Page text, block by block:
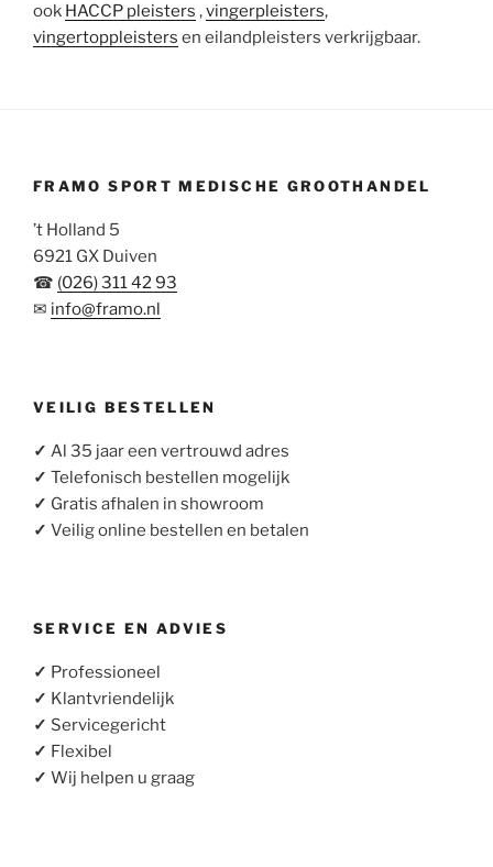
ook HACCP pleisters ,vingerpleisters,
vingertoppleisters en eilandpleisters verkrijgbaar.
FRAMO SPORT MEDISCHE GROOTHANDEL
’t Holland 5
6921 GX Duiven
☎ (026) 311 42 93
✉ info@framo.nl
VEILIG BESTELLEN
✓ Al 35 jaar een vertrouwd adres
✓ Telefonisch bestellen mogelijk
✓ Gratis afhalen in showroom
✓ Veilig online bestellen en betalen
SERVICE EN ADVIES
✓ Professioneel
✓ Klantvriendelijk
✓ Servicegericht
✓ Flexibel
✓ Wij helpen u graag